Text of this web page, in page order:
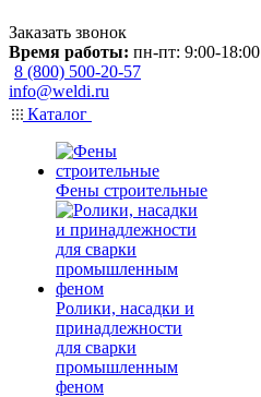
Заказать звонок
Время работы: пн-пт: 9:00-18:00
8 (800) 500-20-57
info@weldi.ru
Каталог
Фены строительные
Ролики, насадки и
принадлежности
для сварки
промышленным
феном